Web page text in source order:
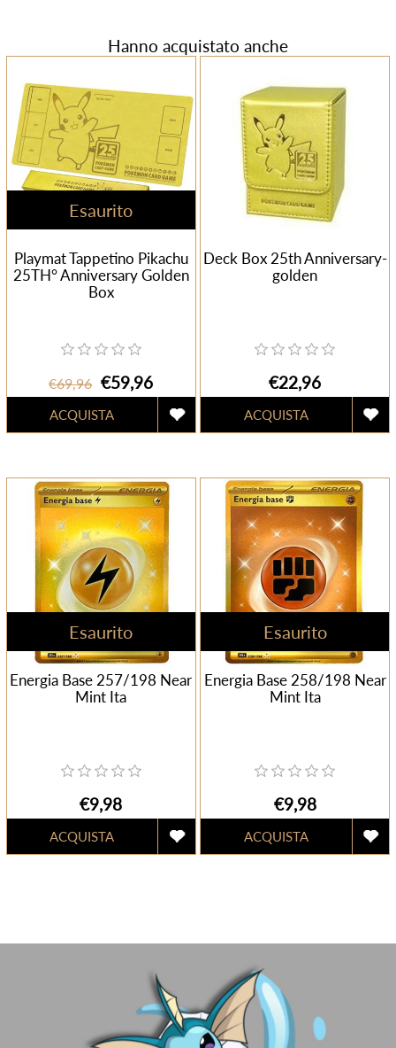
Hanno acquistato anche
Esaurito
Playmat Tappetino Pikachu
25TH° Anniversary Golden
Box
€69,96 €59,96
Deck Box 25th Anniversary-
golden
€22,96
Esaurito
Energia Base 257/198 Near
Mint Ita
€9,98
Esaurito
Energia Base 258/198 Near
Mint Ita
€9,98